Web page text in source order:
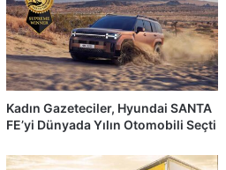
Kadın Gazeteciler, Hyundai SANTA
FE’yi Dünyada Yılın Otomobili Seçti